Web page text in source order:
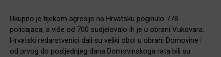
Ukupno je tijekom agresije na Hrvatsku poginulo 778
policajaca, a više od 700 sudjelovalo ih je u obrani Vukovara.
Hrvatski redarstvenici dali su veliki obol u obrani Domovine i
od prvog do posljednjeg dana Domovinskoga rata bili su